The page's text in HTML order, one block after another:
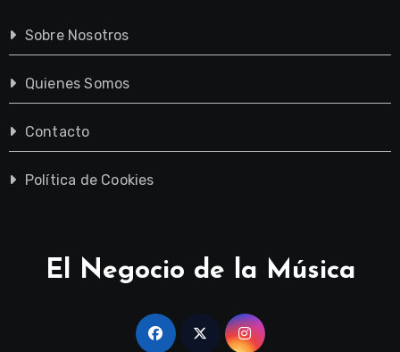
Sobre Nosotros
Quienes Somos
Contacto
Política de Cookies
El Negocio de la Música